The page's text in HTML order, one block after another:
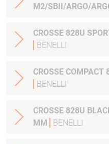
M2/SBII/ARGO/
CROSSE 828U
BENELLI
CROSSE
BENELLI
CROSSE 828U BLACK STANDARD LONGUEUR
MM
BENELLI